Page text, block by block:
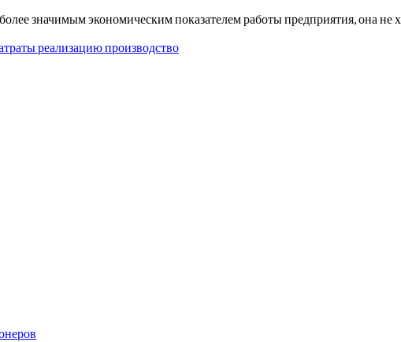
значимым экономическим показателем работы предприятия, она не
реализацию производство